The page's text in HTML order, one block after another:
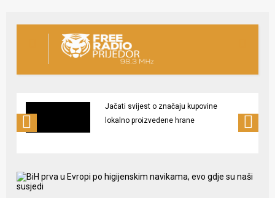
Jačati svijest o značaju kupovine
lokalno proizvedene hrane